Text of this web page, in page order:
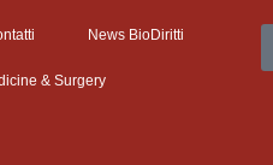
News BioDiritti
& Surgery